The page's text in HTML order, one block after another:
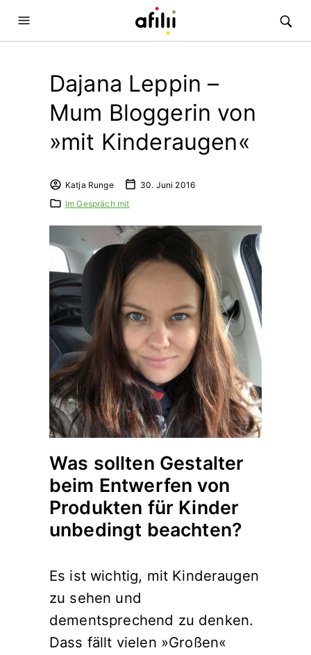
Dajana Leppin –
Mum Bloggerin von
»mit Kinderaugen«
Katja Runge
30. Juni 2016
Im Gespräch mit
Was sollten Gestalter
beim Entwerfen von
Produkten für Kinder
unbedingt beachten?
Es ist wichtig, mit Kinderaugen
zu sehen und
dementsprechend zu denken.
Dass fällt vielen »Großen«